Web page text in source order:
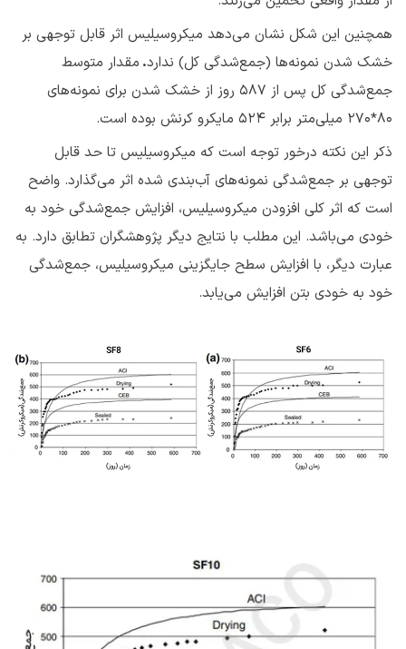
همچنین این شکل نشان می‌دهد میکروسیلیس اثر قابل توجهی بر
خشک شدن نمونه‌ها (جمع‌شدگی کل) ندارد. مقدار متوسط
جمع‌شدگی کل پس از ۵۸۷ روز از خشک شدن برای نمونه‌های
80*270 میلی‌متر برابر ۵۲۴ مایکرو کرنش بوده است.
ذکر این نکته درخور توجه است که میکروسیلیس تا حد قابل
توجهی بر جمع‌شدگی نمونه‌های آب‌بندی شده اثر می‌گذارد. واضح
است که اثر کلی افزودن میکروسیلیس، افزایش جمع‌شدگی خود به
خودی می‌باشد. این مطلب با نتایج دیگر پژوهشگران تطابق دارد. به
عبارت دیگر، با افزایش سطح جایگزینی میکروسیلیس، جمع‌شدگی
خود به خودی بتن افزایش می‌یابد.